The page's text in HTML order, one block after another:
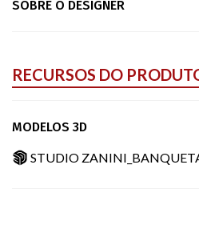
SOBRE O DESIGNER
RECURSOS DO
MODELOS 3D
STUDIO